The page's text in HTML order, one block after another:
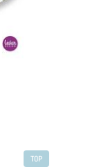
TOP